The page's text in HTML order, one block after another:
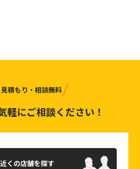
見積もり・相談無料
軽にご相談ください！
くの店舗を探す